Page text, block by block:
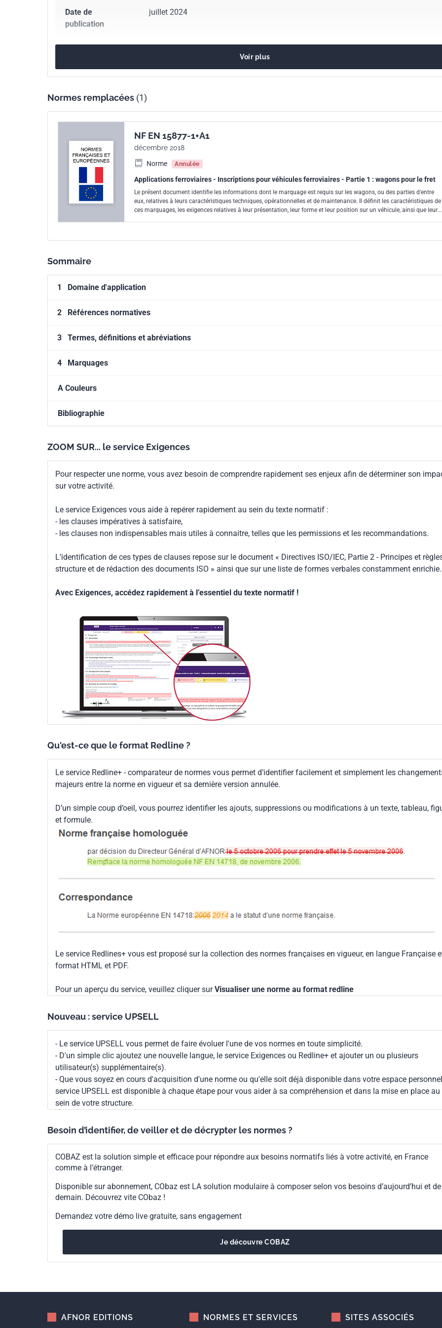
Date de
publication
juillet 2024
Référence NF EN 15877-1
Codes ICS
45.060.01Matériel roulant de chemin de fer en général
Indice de
F01-877-1
Numéro de tirage 1
européenne
Voir plus
Normes remplacées (1)
NF EN 15877-1+A1
décembre 2018
Norme
Annulée
Applications ferroviaires - Inscriptions pour véhicules ferroviaires - Partie 1 : wagons pour le fret
Le présent document identifie les informations dont le marquage est requis sur les wagons, ou des parties d'entre
eux, relatives à leurs caractéristiques techniques, opérationnelles et de maintenance. Il définit les caractéristiques de
ces marquages, les exigences relatives à leur présentation, leur forme et leur position sur un véhicule, ainsi que leur
Sommaire
1 Domaine d'application
2 Références normatives
3 Termes, définitions et abréviations
4 Marquages
A Couleurs
Bibliographie
ZOOM SUR... le service Exigences
Pour respecter une norme, vous avez besoin de comprendre rapidement ses enjeux afin de déterminer son
sur votre activité.
Le service Exigences vous aide à repérer rapidement au sein du texte normatif :
- les clauses impératives à satisfaire,
- les clauses non indispensables mais utiles à connaitre, telles que les permissions et les recommandations.
L’identification de ces types de clauses repose sur le document « Directives ISO/IEC, Partie 2 - Principes et
structure et de rédaction des documents ISO » ainsi que sur une liste de formes verbales constamment enrichie.
Avec Exigences, accédez rapidement à l’essentiel du texte normatif !
Qu'est-ce que le format Redline ?
Le service Redline+ - comparateur de normes vous permet d’identifier facilement et simplement les
majeurs entre la norme en vigueur et sa dernière version annulée.
D’un simple coup d’oeil, vous pourrez identifier les ajouts, suppressions ou modifications à un texte, tableau,
et formule.
Le service Redlines+ vous est proposé sur la collection des normes françaises en vigueur, en langue Française
format HTML et PDF.
Pour un aperçu du service, veuillez cliquer surVisualiser une norme au format redline
Nouveau : service UPSELL
- Le service UPSELL vous permet de faire évoluer l'une de vos normes en toute simplicité.
- D'un simple clic ajoutez une nouvelle langue, le service Exigences ou Redline+ et ajouter un ou plusieurs
utilisateur(s) supplémentaire(s).
- Que vous soyez en cours d'acquisition d'une norme ou qu'elle soit déjà disponible dans votre espace
service UPSELL est disponible à chaque étape pour vous aider à sa compréhension et dans la mise en place au
sein de votre structure.
Besoin d’identifier, de veiller et de décrypter les normes ?
COBAZ est la solution simple et efficace pour répondre aux besoins normatifs liés à votre activité, en France
comme à l’étranger.
Disponible sur abonnement, CObaz est LA solution modulaire à composer selon vos besoins d’aujourd’hui et de
demain. Découvrez vite CObaz !
Demandez votre démo live gratuite, sans engagement
Je découvre COBAZ
AFNOR EDITIONS NORMES ET SERVICES SITES ASSOCIÉS